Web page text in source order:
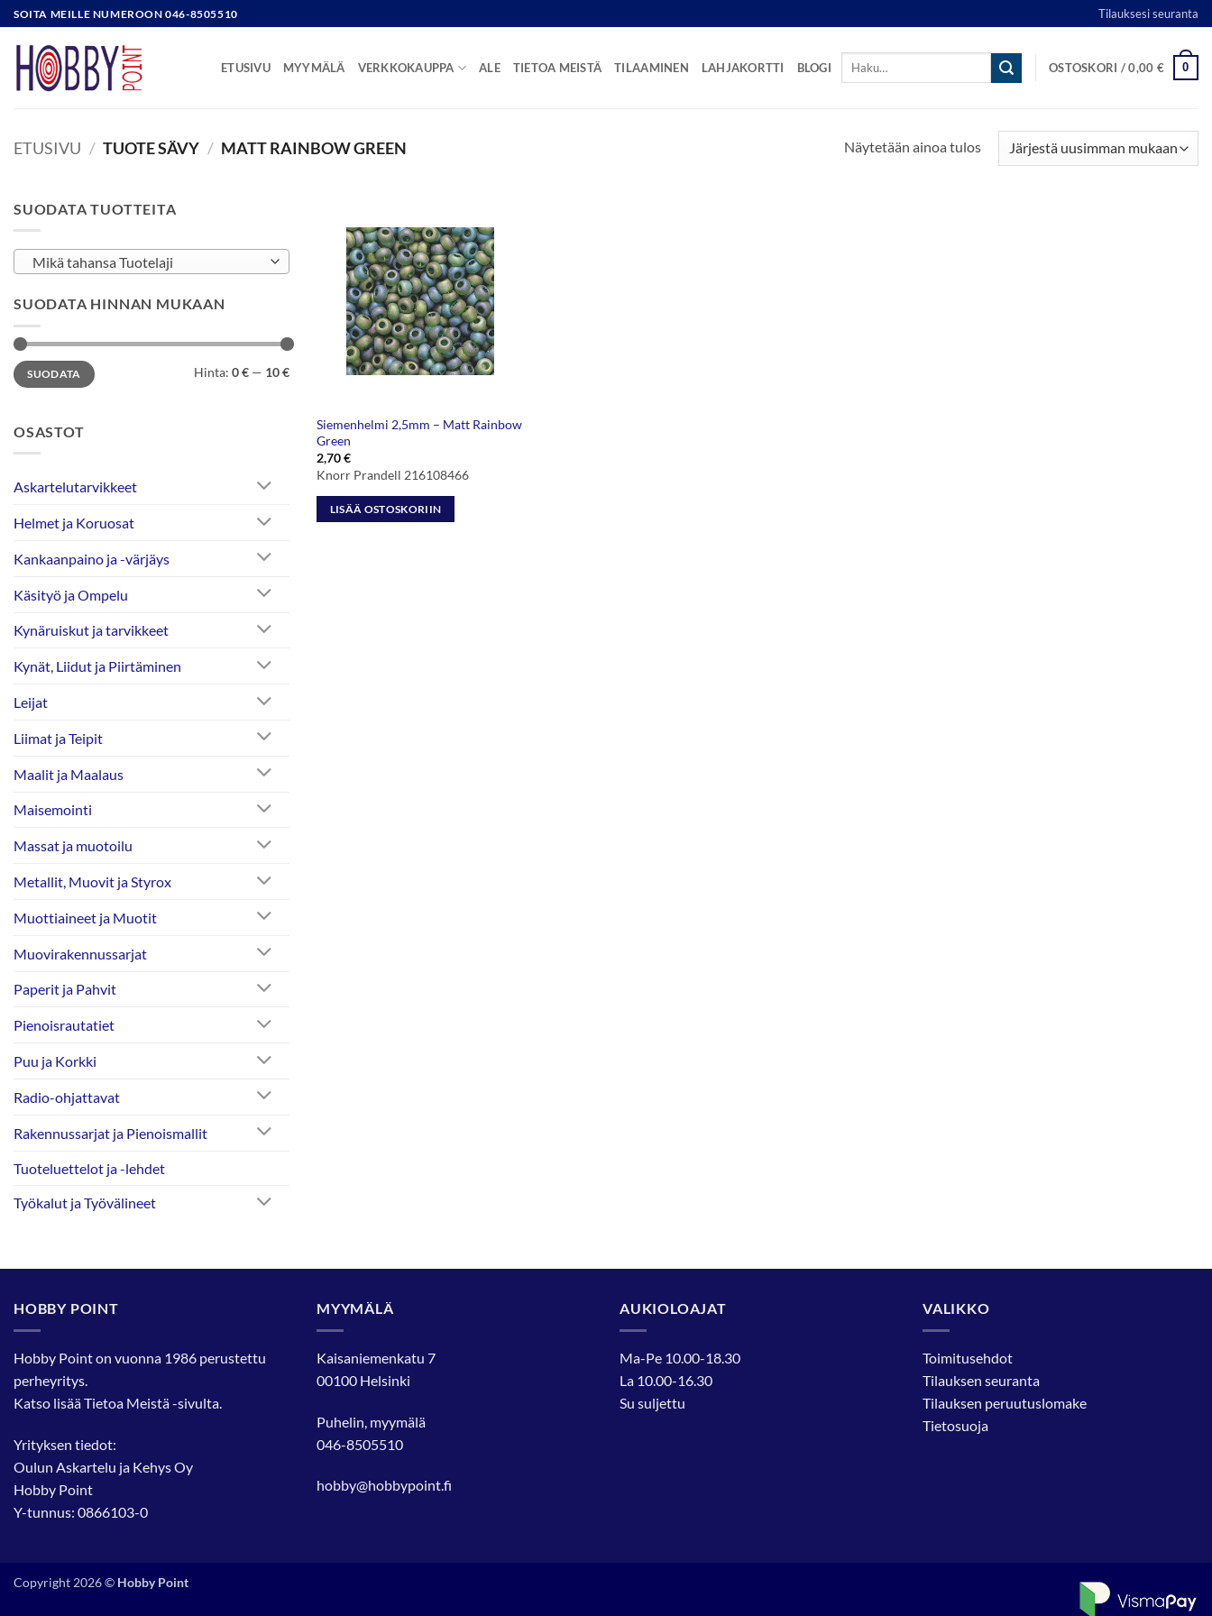
Skip
to
content
SOITA MEILLE NUMEROON 046-8505510 Tilauksesi seuranta
ETUSIVU MYYMÄLÄ VERKKOKAUPPA ALE TIETOA MEISTÄ TILAAMINEN LAHJAKORTTI BLOGI
Etsi:
OSTOSKORI /0,00 € 0
ETUSIVU / TUOTE SÄVY / MATT RAINBOW GREEN Näytetään ainoa tulos
SUODATA TUOTTEITA
Mikä tahansa Tuotelaji
SUODATA HINNAN MUKAAN
Minimihinta
Maksimihinta
SUODATA Hinta: 0 € — 10 €
OSASTOT
Askartelutarvikkeet
Helmet ja Koruosat
Kankaanpaino ja -värjäys
Käsityö ja Ompelu
Kynäruiskut ja tarvikkeet
Kynät, Liidut ja Piirtäminen
Leijat
Liimat ja Teipit
Maalit ja Maalaus
Maisemointi
Massat ja muotoilu
Metallit, Muovit ja Styrox
Muottiaineet ja Muotit
Muovirakennussarjat
Paperit ja Pahvit
Pienoisrautatiet
Puu ja Korkki
Radio-ohjattavat
Rakennussarjat ja Pienoismallit
Tuoteluettelot ja -lehdet
Työkalut ja Työvälineet
Siemenhelmi 2,5mm – Matt Rainbow
Green
2,70€
Knorr Prandell 216108466
LISÄÄ OSTOSKORIIN
HOBBY POINT
Hobby Point on vuonna 1986 perustettu
perheyritys.
Katso lisääTietoa Meistä-sivulta.
Yrityksen tiedot:
Oulun Askartelu ja Kehys Oy
Hobby Point
Y-tunnus: 0866103-0
MYYMÄLÄ
Kaisaniemenkatu 7
00100 Helsinki
Puhelin, myymälä
046-8505510
hobby@hobbypoint.fi
AUKIOLOAJAT
Ma-Pe 10.00-18.30
La 10.00-16.30
Su suljettu
VALIKKO
Toimitusehdot
Tilauksen seuranta
Tilauksen peruutuslomake
Tietosuoja
Copyright 2026 © Hobby Point